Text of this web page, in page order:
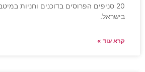
20 סניפים הפרוסים בדוכנים וחניות
בישראל.
קרא עוד »